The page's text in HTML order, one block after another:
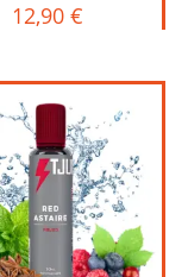
12,90 €